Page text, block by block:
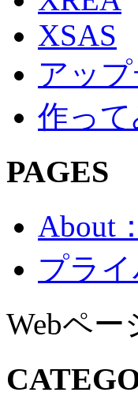
XSAS
アップ
作って
PAGES
About
プラ
Webペー